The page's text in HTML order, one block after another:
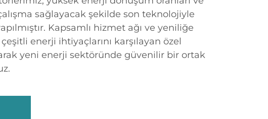
sağlayacak şekilde son teknolojiyle
Kapsamlı hizmet ağı ve yeniliğe
çeşitli enerji ihtiyaçlarını karşılayan özel
yeni enerji sektöründe güvenilir bir ortak